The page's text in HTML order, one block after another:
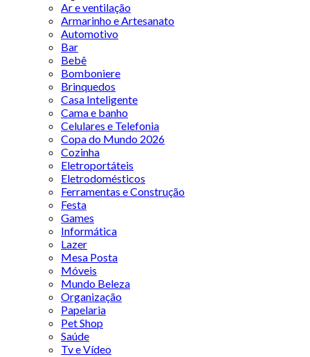
Ar e ventilação
Armarinho e Artesanato
Automotivo
Bar
Bebê
Bomboniere
Brinquedos
Casa Inteligente
Cama e banho
Celulares e Telefonia
Copa do Mundo 2026
Cozinha
Eletroportáteis
Eletrodomésticos
Ferramentas e Construção
Festa
Games
Informática
Lazer
Mesa Posta
Móveis
Mundo Beleza
Organização
Papelaria
Pet Shop
Saúde
Tv e Vídeo